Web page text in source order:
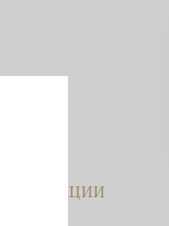
АКЦИИ